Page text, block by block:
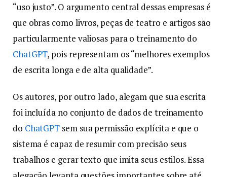
“uso justo”. O argumento central dessas empresas é
que obras como livros, peças de teatro e artigos são
particularmente valiosas para o treinamento do
ChatGPT, pois representam os “melhores exemplos
de escrita longa e de alta qualidade”.
Os autores, por outro lado, alegam que sua escrita
foi incluída no conjunto de dados de treinamento
do ChatGPT sem sua permissão explícita e que o
sistema é capaz de resumir com precisão seus
trabalhos e gerar texto que imita seus estilos. Essa